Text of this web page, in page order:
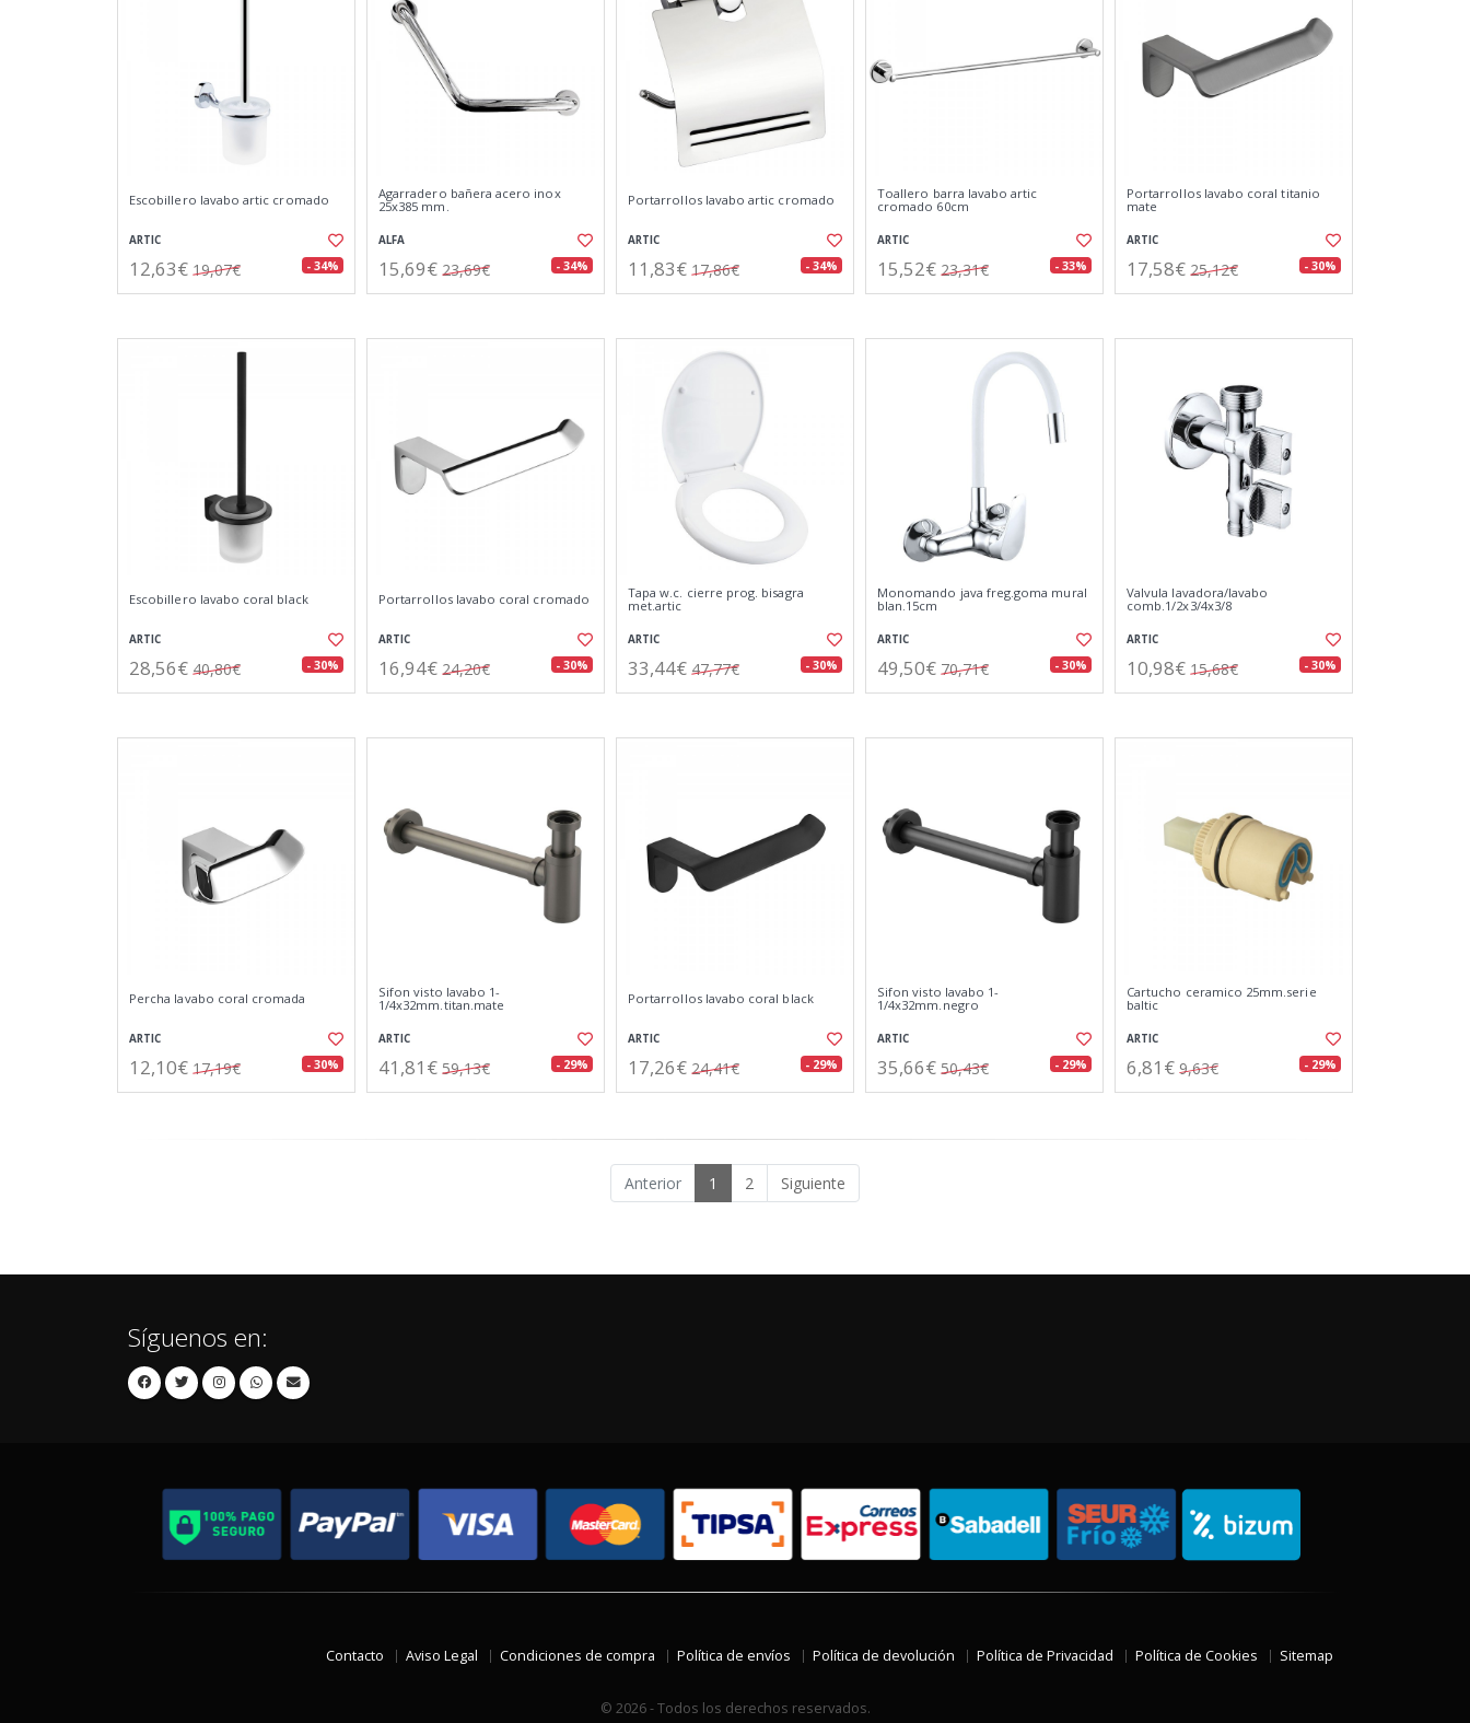
Escobillero lavabo artic cromado
ARTIC
12,63€ 19,07€ - 34%
Agarradero bañera acero inox
25x385 mm.
ALFA
15,69€ 23,69€ - 34%
Portarrollos lavabo artic cromado
ARTIC
11,83€ 17,86€ - 34%
Toallero barra lavabo artic
cromado 60cm
ARTIC
15,52€ 23,31€ - 33%
Portarrollos lavabo coral titanio
mate
ARTIC
17,58€ 25,12€ - 30%
Escobillero lavabo coral black
ARTIC
28,56€ 40,80€ - 30%
Portarrollos lavabo coral cromado
ARTIC
16,94€ 24,20€ - 30%
Tapa w.c. cierre prog. bisagra
met.artic
ARTIC
33,44€ 47,77€ - 30%
Monomando java freg.goma mural
blan.15cm
ARTIC
49,50€ 70,71€ - 30%
Valvula lavadora/lavabo
comb.1/2x3/4x3/8
ARTIC
10,98€ 15,68€ - 30%
Percha lavabo coral cromada
ARTIC
12,10€ 17,19€ - 30%
Sifon visto lavabo 1-
1/4x32mm.titan.mate
ARTIC
41,81€ 59,13€ - 29%
Portarrollos lavabo coral black
ARTIC
17,26€ 24,41€ - 29%
Sifon visto lavabo 1-
1/4x32mm.negro
ARTIC
35,66€ 50,43€ - 29%
Cartucho ceramico 25mm.serie
baltic
ARTIC
6,81€ 9,63€ - 29%
Anterior 1 2 Siguiente
Síguenos en:
Contacto Aviso Legal Condiciones de compra Política de envíos Política de devolución Política de Privacidad Política de Cookies Sitemap
© 2026 - Todos los derechos reservados.